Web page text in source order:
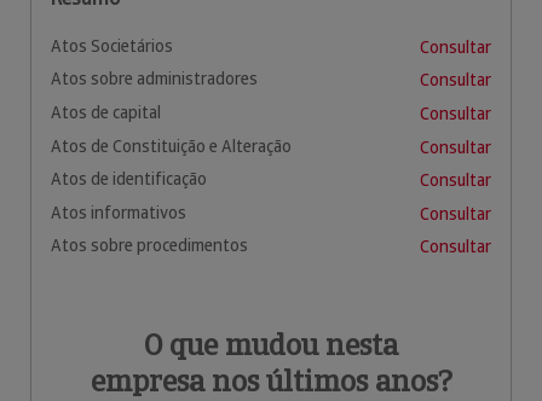
Atos Societários
Consultar
Atos sobre administradores
Consultar
Atos de capital
Consultar
Atos de Constituição e Alteração
Consultar
Atos de identificação
Consultar
Atos informativos
Consultar
Atos sobre procedimentos
Consultar
O que mudou nesta
empresa nos últimos anos?